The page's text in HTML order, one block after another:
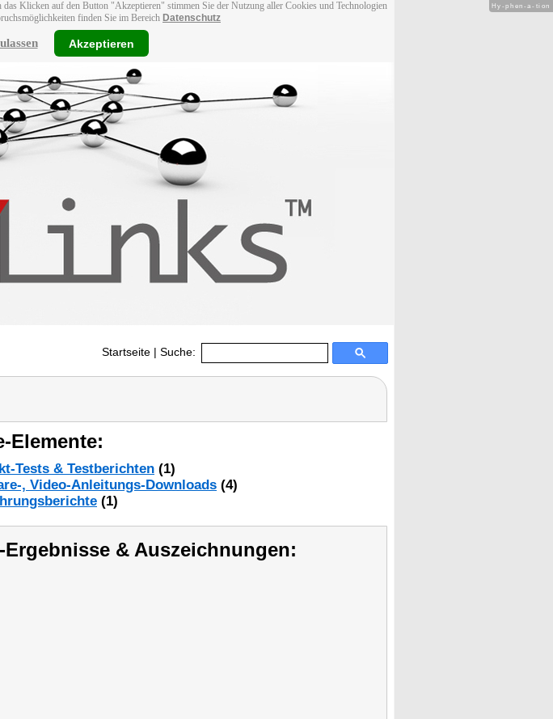
Klicken auf den Button "Akzeptieren" stimmen Sie der Nutzung aller Cookies und Technologien
finden Sie im Bereich Datenschutz
Akzeptieren
Startseite | Suche:
Elemente:
Tests & Testberichten (1)
, Video-Anleitungs-Downloads (4)
(1)
Ergebnisse & Auszeichnungen:
Hy-phen-a-tion